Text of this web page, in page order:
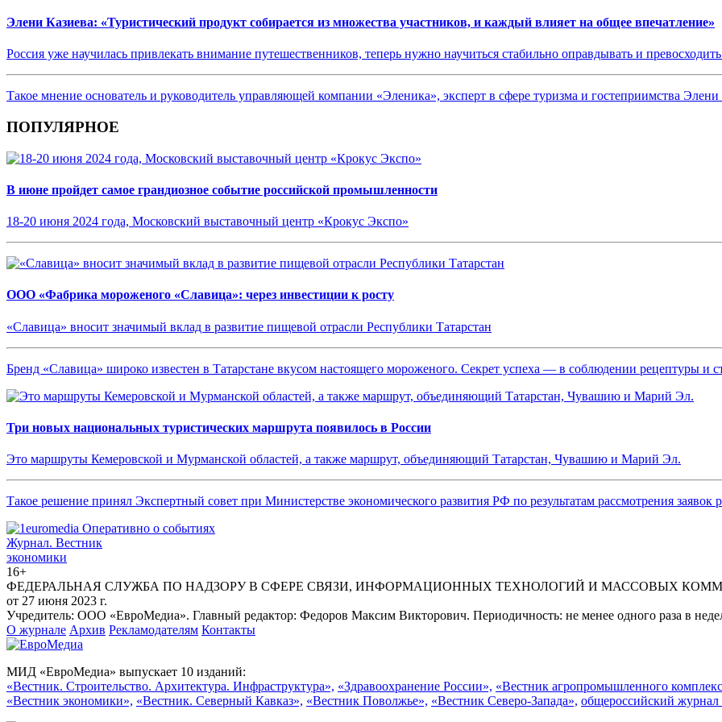
Элени Казиева: «Туристический продукт собирается из множества участников, и каждый влияет на общее впечатление»
Россия уже научилась привлекать внимание путешественников, теперь нужно научиться стабильно оправдывать и
Такое мнение основатель и руководитель управляющей компании «Эленика», эксперт в сфере туризма и гостеприимства
ПОПУЛЯРНОЕ
В июне пройдет самое грандиозное событие российской промышленности
18-20 июня 2024 года, Московский выставочный центр «Крокус Экспо»
ООО «Фабрика мороженого «Славица»: через инвестиции к росту
«Славица» вносит значимый вклад в развитие пищевой отрасли Республики Татарстан
Бренд «Славица» широко известен в Татарстане вкусом настоящего мороженого. Секрет успеха — в соблюдении рецептуры и
Три новых национальных туристических маршрута появилось в России
Это маршруты Кемеровской и Мурманской областей, а также маршрут, объединяющий Татарстан, Чувашию и Марий Эл.
Такое решение принял Экспертный совет при Министерстве экономического развития РФ по результатам рассмотрения заявок
Журнал. Вестник
экономики
16+
ФЕДЕРАЛЬНАЯ СЛУЖБА ПО НАДЗОРУ В СФЕРЕ СВЯЗИ, ИНФОРМАЦИОННЫХ ТЕХНОЛОГИЙ И МАССОВЫХ
от 27 июня 2023 г.
Учредитель: ООО «ЕвроМедиа». Главный редактор: Федоров Максим Викторович. Периодичность: не менее одного раза в
О журнале Архив Рекламодателям Контакты
МИД «ЕвроМедиа» выпускает 10 изданий:
«Вестник. Строительство. Архитектура. Инфраструктура», «Здравоохранение России», «Вестник агропромышленного
«Вестник экономики», «Вестник. Северный Кавказ», «Вестник Поволжье», «Вестник Северо-Запада», общероссийский